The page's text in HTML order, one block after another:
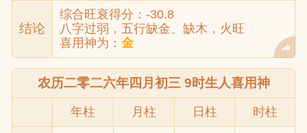
结论
综合旺衰得分：-30.8
八字过弱，五行缺金、缺木，火旺
喜用神为：金
农历二零二六年四月初三 9时生人喜用神
年柱 月柱 日柱 时柱